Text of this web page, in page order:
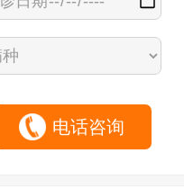
电话咨询